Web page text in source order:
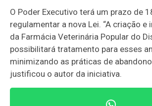
O Poder Executivo terá um prazo de
regulamentar a nova Lei. “A criação e
da Farmácia Veterinária Popular do
possibilitará tratamento para esses
minimizando as práticas de
justificou o autor da iniciativa.